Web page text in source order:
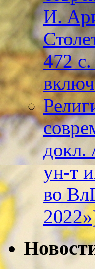
И.
472
докл.
ун-т
во